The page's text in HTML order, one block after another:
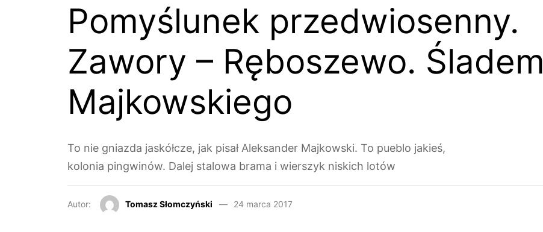
Pomyślunek przedwiosenny.
Zawory – Ręboszewo. Śladem
Majkowskiego
To nie gniazda jaskółcze, jak pisał Aleksander Majkowski. To pueblo jakieś,
kolonia pingwinów. Dalej stalowa brama i wierszyk niskich lotów
Autor: Tomasz Słomczyński 24 marca 2017